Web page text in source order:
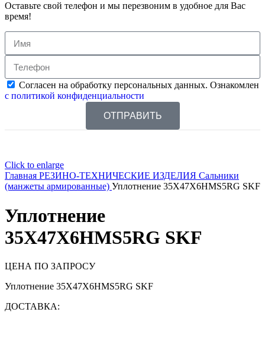
Оставьте свой телефон и мы перезвоним в удобное для Вас
время!
Согласен на обработку персональных данных. Ознакомлен
с политикой конфиденциальности
ОТПРАВИТЬ
Click to enlarge
Главная РЕЗИНО-ТЕХНИЧЕСКИЕ ИЗДЕЛИЯ Сальники
(манжеты армированные) Уплотнение 35X47X6HMS5RG SKF
Уплотнение
35X47X6HMS5RG SKF
ЦЕНА ПО ЗАПРОСУ
Уплотнение 35X47X6HMS5RG SKF
ДОСТАВКА: